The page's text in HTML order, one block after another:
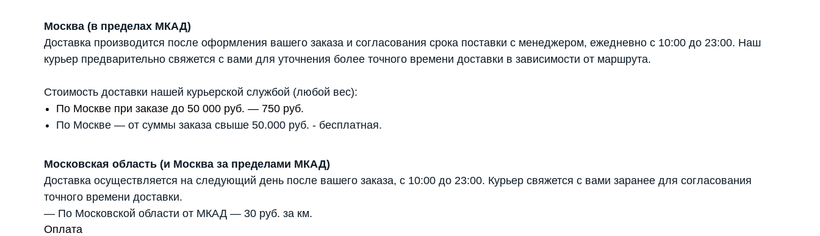
Москва (в пределах МКАД)
Доставка производится после оформления вашего заказа и согласования срока поставки с менеджером, ежедневно с 10:00 до 23:00. Наш
курьер предварительно свяжется с вами для уточнения более точного времени доставки в зависимости от маршрута.
Стоимость доставки нашей курьерской службой (любой вес):
По Москве при заказе до 50 000 руб. — 750 руб.
По Москве — от суммы заказа свыше 50.000 руб. - бесплатная.
Московская область (и Москва за пределами МКАД)
Доставка осуществляется на следующий день после вашего заказа, с 10:00 до 23:00. Курьер свяжется с вами заранее для согласования
точного времени доставки.
— По Московской области от МКАД — 30 руб. за км.
Оплата